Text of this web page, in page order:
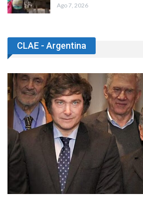
Ago 7, 2026
CLAE - Argentina